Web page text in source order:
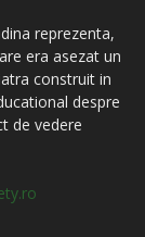
reprezenta,
era asezat un
construit in
despre
de vedere